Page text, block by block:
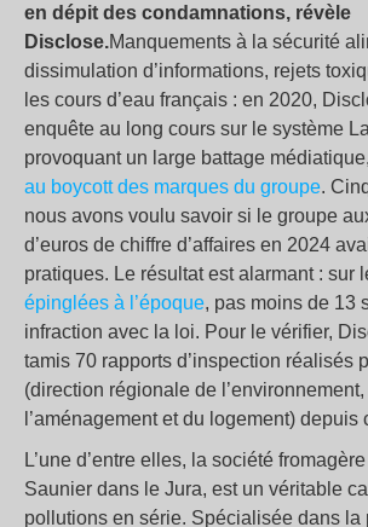
en dépit des condamnations, révèle
Disclose.Manquements à la sécurité
dissimulation d’informations, rejets
les cours d’eau français : en 2020,
enquête au long cours sur le système
provoquant un large battage
au boycott des marques du groupe.
nous avons voulu savoir si le groupe
d’euros de chiffre d’affaires en 2024
pratiques. Le résultat est alarmant : sur
épinglées à l’époque, pas moins de 13
infraction avec la loi. Pour le vérifier,
tamis 70 rapports d’inspection réalisés
(direction régionale de
l’aménagement et du logement) depuis
L’une d’entre elles, la société
Saunier dans le Jura, est un véritable
pollutions en série. Spécialisée dans la